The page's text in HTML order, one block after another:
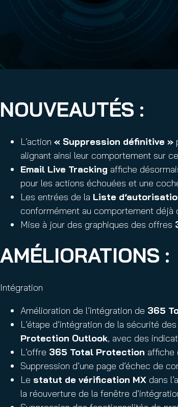
NOUVEAUTÉS :
L’action « Suppression définitive »
alignant ainsi leur comportement sur
Email Live Tracking affiche
pour les actions échouées et une
Les entrées de la Liste
conformément au comportement déjà
Mise à jour des graphiques des offres
AMÉLIORATIONS :
Intégration
Amélioration de l’intégration de 365
L’étape d’intégration de la sécurité
Protection Outlook, avec des
L’offre 365 Total Protection affiche
Suppression d’une page d’échec de
Le statut de vérification MX dans
la réouverture de la fenêtre